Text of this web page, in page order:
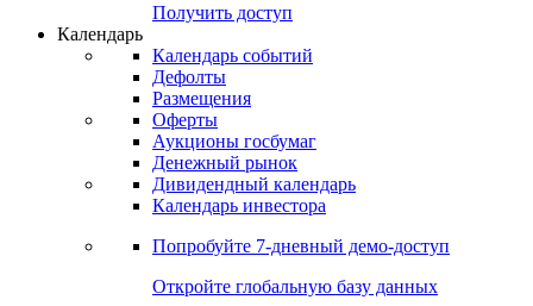
Получить доступ
Календарь
Календарь событий
Дефолты
Размещения
Оферты
Аукционы госбумаг
Денежный рынок
Дивидендный календарь
Календарь инвестора
Попробуйте 7-дневный демо-доступ
Откройте глобальную базу данных